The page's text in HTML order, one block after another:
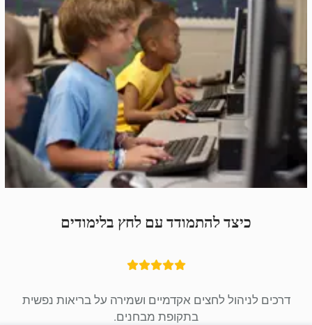
כיצד להתמודד עם לחץ בלימודים
דרכים לניהול לחצים אקדמיים ושמירה על בריאות נפשית
בתקופת מבחנים.